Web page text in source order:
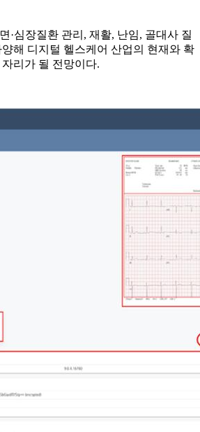
·심장질환 관리, 재활, 난임, 골대사 질
해 디지털 헬스케어 산업의 현재와 확
리가 될 전망이다.